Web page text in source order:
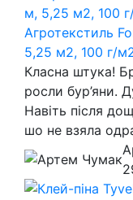
Агротекстиль
5,25 м2, 100 г/
Класна штука!
росли бур’яни.
Навіть після
шо не взяла